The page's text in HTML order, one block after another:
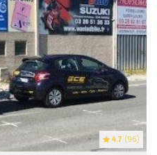
4.7 (96)